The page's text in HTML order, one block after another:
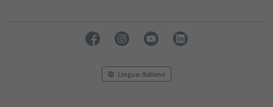
Lingua: Italiano